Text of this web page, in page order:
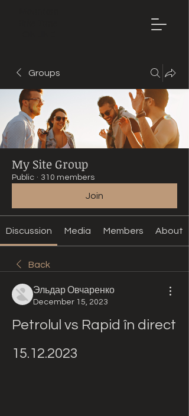
Groups
My Site Group
Public · 310 members
Join
Discussion Media Members About
Back
Эльдар Овчаренко
December 15, 2023
Petrolul vs Rapid în direct
15.12.2023